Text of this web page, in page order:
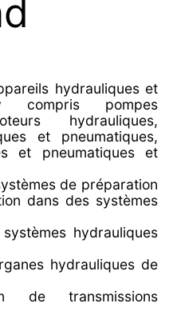
hydrauliques et
compris pompes
hydrauliques,
et pneumatiques,
et pneumatiques et
de préparation
dans des systèmes
hydrauliques
hydrauliques de
transmissions